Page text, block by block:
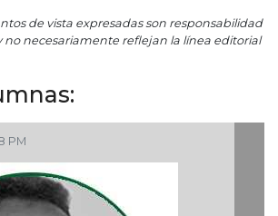
de vista expresadas son responsabilidad
no necesariamente reflejan la línea editorial
9:42 AM